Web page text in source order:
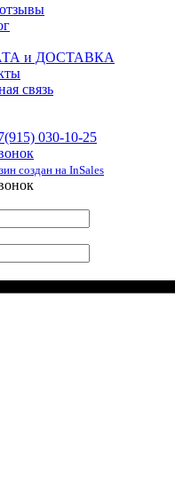
и ДОСТАВКА
связь
030-10-25
создан на InSales